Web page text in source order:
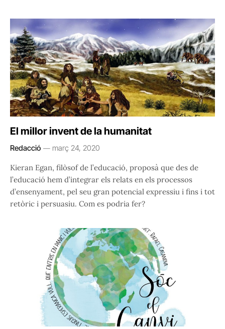
El millor invent de la humanitat
Redacció març 24, 2020
Kieran Egan, filòsof de l’educació, proposà que des de
l’educació hem d’integrar els relats en els processos
d’ensenyament, pel seu gran potencial expressiu i fins i tot
retòric i persuasiu. Com es podria fer?